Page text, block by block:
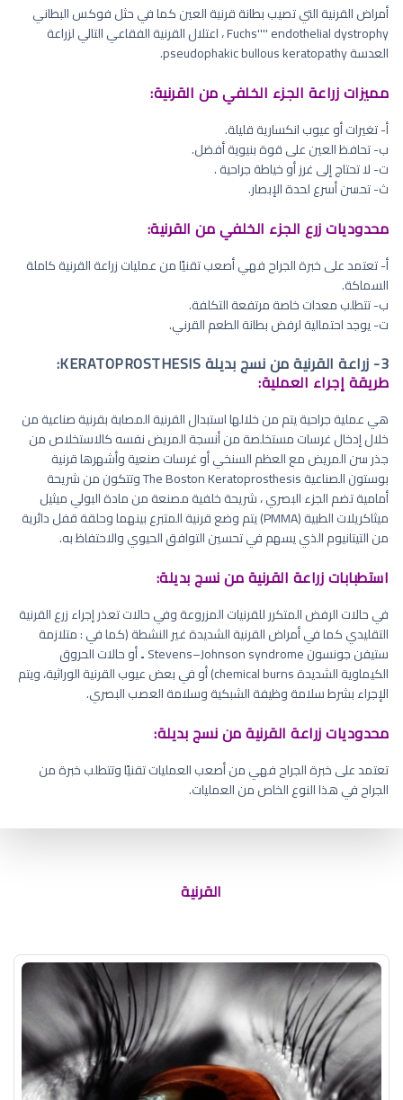
أمراض القرنية التي تصيب بطانة قرنية العين كما في حثل فوكس البطاني
Fuchs'''' endothelial dystrophy ، اعتلال القرنية الفقاعي التالي لزراعة
العدسة pseudophakic bullous keratopathy.
مميزات زراعة الجزء الخلفي من القرنية:
أ‌- تغيرات أو عيوب انكسارية قليلة.
ب‌- تحافظ العين على قوة بنيوية أفضل.
ت‌- لا تحتاج إلى غرز أو خياطة جراحية .
ث‌- تحسن أسرع لحدة الإبصار.
محدوديات زرع الجزء الخلفي من القرنية:
أ‌- تعتمد على خبرة الجراح فهي أصعب تقنيًا من عمليات زراعة القرنية كاملة
السماكة.
ب‌- تتطلب معدات خاصة مرتفعة التكلفة.
ت‌- يوجد احتمالية لرفض بطانة الطعم القرني.
3- زراعة القرنية من نسج بديلة KERATOPROSTHESIS:
طريقة إجراء العملية:
هي عملية جراحية يتم من خلالها استبدال القرنية المصابة بقرنية صناعية من
خلال إدخال غرسات مستخلصة من أنسجة المريض نفسه كالاستخلاص من
جذر سن المريض مع العظم السنخي أو غرسات صنعية وأشهرها قرنية
بوستون الصناعية The Boston Keratoprosthesis وتتكون من شريحة
أمامية تضم الجزء البصري ، شريحة خلفية مصنعة من مادة البولي ميثيل
ميثاكريلات الطبية (PMMA) يتم وضع قرنية المتبرع بينهما وحلقة قفل دائرية
من التيتانيوم الذي يسهم في تحسين التوافق الحيوي والاحتفاظ به.
استطبابات زراعة القرنية من نسج بديلة:
في حالات الرفض المتكرر للقرنيات المزروعة وفي حالات تعذر إجراء زرع القرنية
التقليدي كما في أمراض القرنية الشديدة غير النشطة (كما في : متلازمة
ستيفن جونسون Stevens–Johnson syndrome ۔ أو حالات الحروق
الكيماوية الشديدة chemical burns) أو في بعض عيوب القرنية الوراثية، ويتم
الإجراء بشرط سلامة وظيفة الشبكية وسلامة العصب البصري.
محدوديات زراعة القرنية من نسج بديلة:
تعتمد على خبرة الجراح فهي من أصعب العمليات تقنيًا وتتطلب خبرة من
الجراح في هذا النوع الخاص من العمليات.
القرنية